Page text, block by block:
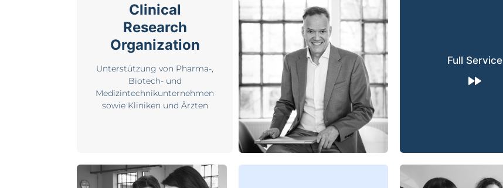
Clinical
Research
Organization
Unterstützung von Pharma-,
Biotech- und
Medizintechnikunternehmen
sowie Kliniken und Ärzten
Full Service